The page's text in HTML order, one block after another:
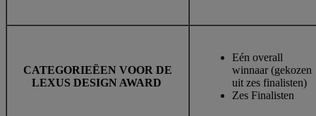
CATEGORIEËEN VOOR DE
LEXUS DESIGN AWARD
Eén overall
winnaar (gekozen
uit zes finalisten)
Zes Finalisten